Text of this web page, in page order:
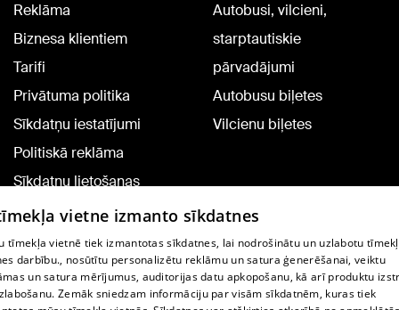
Reklāma
Biznesa klientiem
Tarifi
Privātuma politika
Sīkdatņu iestatījumi
Politiskā reklāma
Sīkdatņu lietošanas
noteikumi
Komentāru pievienošana
Autobusi, vilcieni,
starptautiskie
pārvadājumi
Autobusu biļetes
Vilcienu biļetes
TV programma
vietne izmanto sīkdatnes
tīmekļa vietnē tiek izmantotas sīkdatnes, lai nodrošinātu un uzlabotu
darbību., nosūtītu personalizētu reklāmu un satura ģenerēšanai, veiktu
un satura mērījumus, auditorijas datu apkopošanu, kā arī produktu
Zemāk sniedzam informāciju par visām sīkdatnēm, kuras tiek